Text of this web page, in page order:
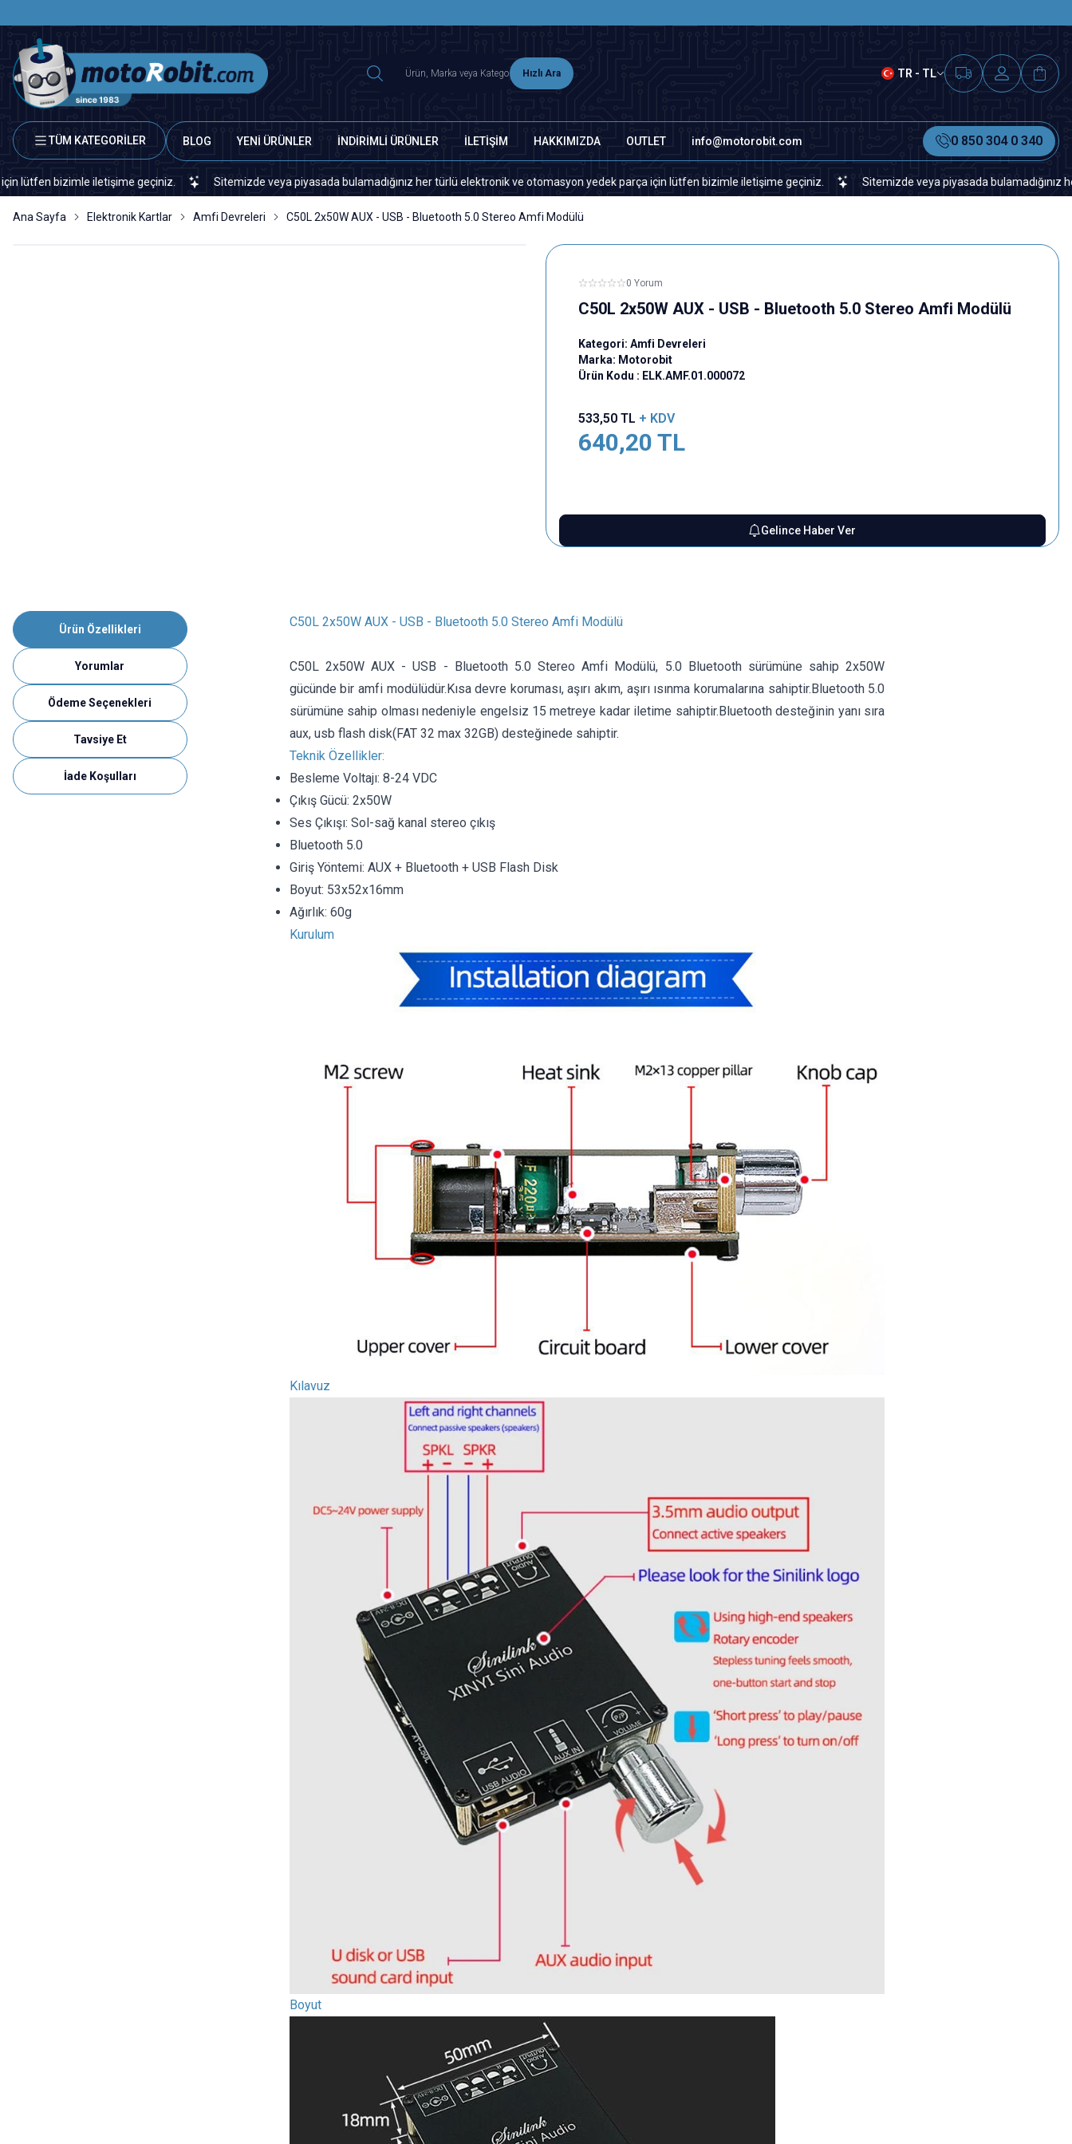
Hızlı Ara TR - TL
TÜM KATEGORİLER BLOG YENİ ÜRÜNLER İNDİRİMLİ ÜRÜNLER İLETİŞİM HAKKIMIZDA OUTLET info@motorobit.com 0 850 304 0 340
iletişime geçiniz. Sitemizde veya piyasada bulamadığınız her türlü elektronik ve otomasyon yedek parça için lütfen bizimle iletişime geçiniz. Sitemizde veya piyasada bulamadığınız her türlü
Ana Sayfa Elektronik Kartlar Amfi Devreleri C50L 2x50W AUX - USB - Bluetooth 5.0 Stereo Amfi Modülü
0 Yorum
C50L 2x50W AUX - USB - Bluetooth 5.0 Stereo Amfi Modülü
Kategori: Amfi Devreleri
Marka: Motorobit
Ürün Kodu : ELK.AMF.01.000072
533,50TL + KDV
640,20 TL
Gelince Haber Ver
Ürün Özellikleri
Yorumlar
Ödeme Seçenekleri
Tavsiye Et
İade Koşulları
C50L 2x50W AUX - USB - Bluetooth 5.0 Stereo Amfi Modülü
C50L 2x50W AUX - USB - Bluetooth 5.0 Stereo Amfi Modülü, 5.0 Bluetooth sürümüne sahip 2x50W
gücünde bir amfi modülüdür.Kısa devre koruması, aşırı akım, aşırı ısınma korumalarına sahiptir.Bluetooth 5.0
sürümüne sahip olması nedeniyle engelsiz 15 metreye kadar iletime sahiptir.Bluetooth desteğinin yanı sıra
aux, usb flash disk(FAT 32 max 32GB) desteğinede sahiptir.
Teknik Özellikler:
Besleme Voltajı: 8-24 VDC
Çıkış Gücü: 2x50W
Ses Çıkışı: Sol-sağ kanal stereo çıkış
Bluetooth 5.0
Giriş Yöntemi: AUX + Bluetooth + USB Flash Disk
Boyut: 53x52x16mm
Ağırlık: 60g
Kurulum
Kılavuz
Boyut